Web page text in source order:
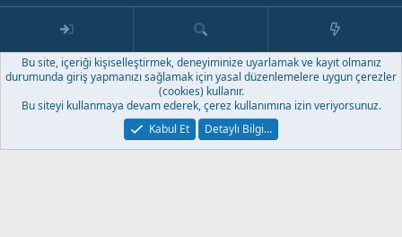
Bu site, içeriği kişiselleştirmek, deneyiminize uyarlamak ve kayıt olmanız
durumunda giriş yapmanızı sağlamak için yasal düzenlemelere uygun çerezler
(cookies) kullanır.
Bu siteyi kullanmaya devam ederek, çerez kullanımına izin veriyorsunuz.
Kabul Et
Detaylı Bilgi…